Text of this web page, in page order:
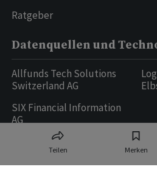
Teilen Merken
Ratgeber
Datenquellen und
Allfunds Tech Solutions
Switzerland AG
SIX Financial Information
AG
Ringier AG | Ringier Medien